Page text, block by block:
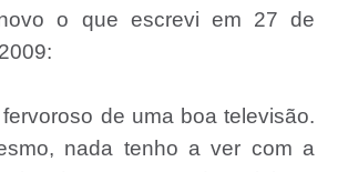
o que escrevi em 27 de
de uma boa televisão.
nada tenho a ver com a